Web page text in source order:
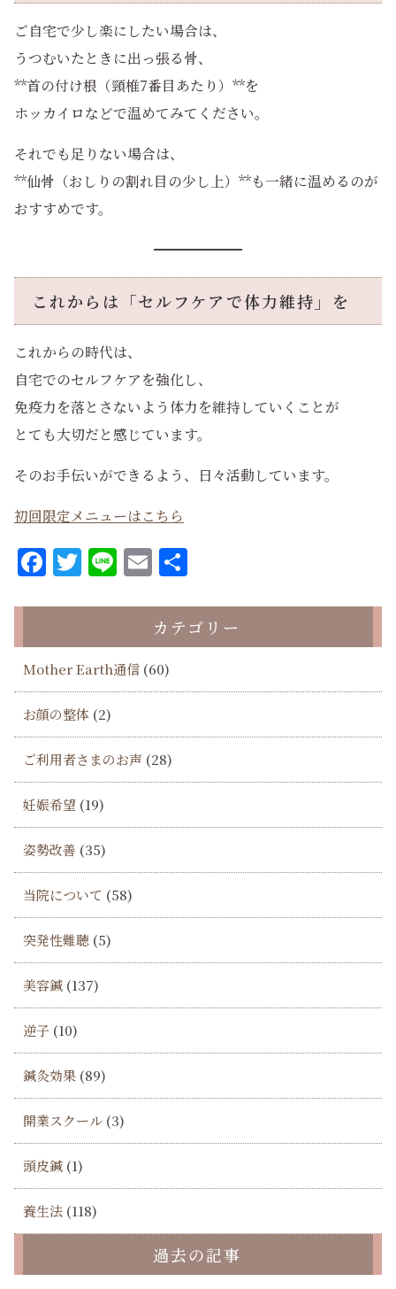
ご自宅で少し楽にしたい場合は、
うつむいたときに出っ張る骨、
**首の付け根（頸椎7番目あたり）**を
ホッカイロなどで温めてみてください。
それでも足りない場合は、
**仙骨（おしりの割れ目の少し上）**も一緒に温めるのが
おすすめです。
これからは「セルフケアで体力維持」を
これからの時代は、
自宅でのセルフケアを強化し、
免疫力を落とさないよう体力を維持していくことが
とても大切だと感じています。
そのお手伝いができるよう、日々活動しています。
初回限定メニューはこちら
Facebook
Twitter
LineEmail
カテゴリー
Mother Earth通信 (60)
お顔の整体 (2)
ご利用者さまのお声 (28)
妊娠希望 (19)
姿勢改善 (35)
当院について (58)
突発性難聴 (5)
美容鍼 (137)
逆子 (10)
鍼灸効果 (89)
開業スクール (3)
頭皮鍼 (1)
養生法 (118)
過去の記事